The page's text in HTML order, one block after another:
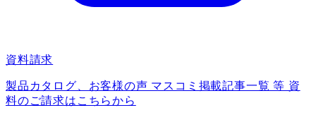
資料請求
製品カタログ、お客様の声 マスコミ掲載記事一覧 等 資
料のご請求はこちらから